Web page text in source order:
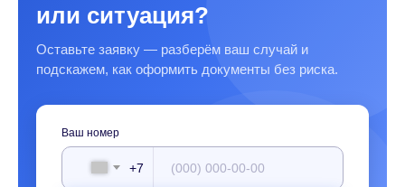
или ситуация?
Оставьте заявку — разберём ваш случай и
подскажем, как оформить документы без риска.
Ваш номер
+7